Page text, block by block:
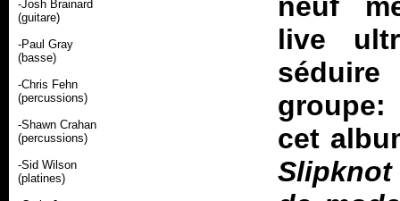
-Josh Brainard
(guitare)
-Paul Gray
(basse)
-Chris Fehn
(percussions)
-Shawn Crahan
(percussions)
-Sid Wilson
(platines)
live
séduire
groupe:
cet
Slipknot